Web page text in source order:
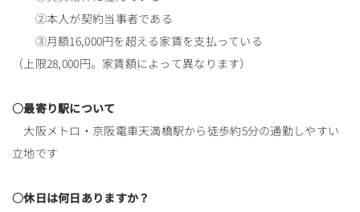
②本人が契約当事者である
③月額16,000円を超える家賃を支払っている
（上限28,000円。家賃額によって異なります）
○最寄り駅について
大阪メトロ・京阪電車天満橋駅から徒歩約5分の通勤しやすい
立地です
○休日は何日ありますか？